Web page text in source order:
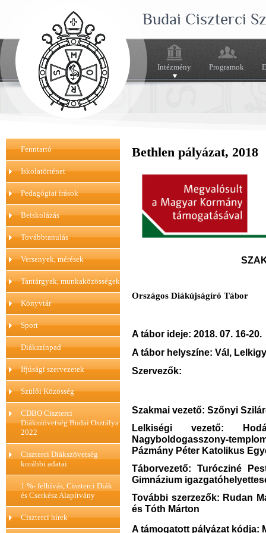
Budai Ciszterci
Intézmény Programok
Fenntartó
Iskolatörténet
Pedagógiai írások
Beiskolázás
Továbbtanulás
Versenyek, mérések
Tantárgyak, munkaközösségek
Könyvtár
Sport
Diákszínpad
Ifjúsági szervezetek
Szülői Közösség
CDBO Ciszterci
Diákszövetség Budai Osztálya
2022
Ciszterci Diákszövetség
korábbi adatai
1 %- felhívás, Ciszterci Diák
és Cserkész Alapítvány
Ciszterci hírek
Bethlen pályázat, 2018
Országos Diákújságíró Tábor
A tábor ideje: 2018. 07. 16-20.
A tábor helyszíne: Vál,
Szervezők:
Szakmai vezető: Szőnyi
Lelkiségi vezető:
Nagyboldogasszony-
Pázmány Péter Katolikus
Táborvezető: Turócziné
Gimnázium
További szerzezők: Rudan
és Tóth Márton
A támogatott pályázat kódja: